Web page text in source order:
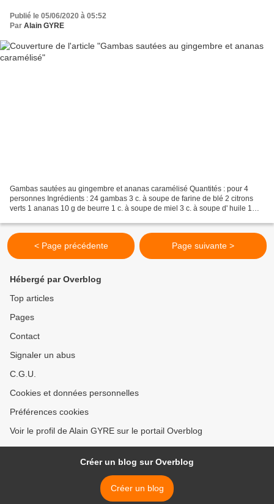
Publié le 05/06/2020 à 05:52
Par Alain GYRE
Gambas sautées au gingembre et ananas caramélisé Quantités : pour 4
personnes Ingrédients : 24 gambas 3 c. à soupe de farine de blé 2 citrons
verts 1 ananas 10 g de beurre 1 c. à soupe de miel 3 c. à soupe d' huile 1
< Page précédente Page suivante >
Hébergé par Overblog
Top articles
Pages
Contact
Signaler un abus
C.G.U.
Cookies et données personnelles
Préférences cookies
Voir le profil de Alain GYRE sur le portail Overblog
Créer un blog sur Overblog
Créer un blog